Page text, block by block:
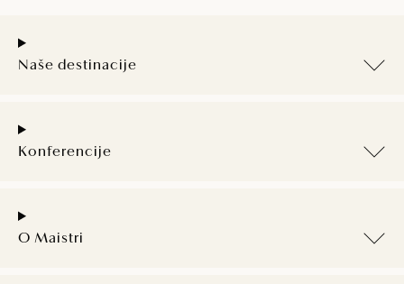
Naše destinacije
Konferencije
O Maistri